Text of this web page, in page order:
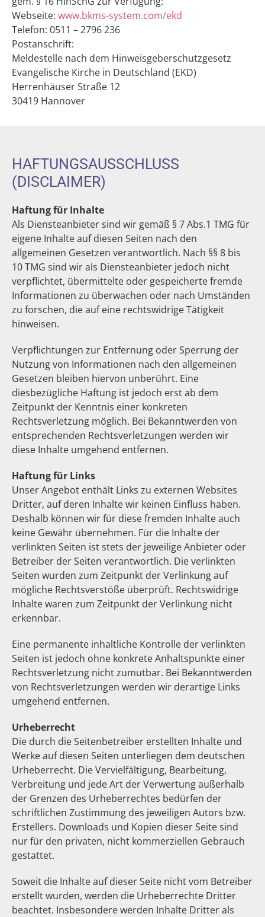
Webseite: www.bkms-system.com/ekd
Telefon: 0511 – 2796 236
Postanschrift:
Meldestelle nach dem Hinweisgeberschutzgesetz
Evangelische Kirche in Deutschland (EKD)
Herrenhäuser Straße 12
30419 Hannover
HAFTUNGSAUSSCHLUSS
(DISCLAIMER)
Haftung für Inhalte
Als Diensteanbieter sind wir gemäß § 7 Abs.1 TMG für
eigene Inhalte auf diesen Seiten nach den
allgemeinen Gesetzen verantwortlich. Nach §§ 8 bis
10 TMG sind wir als Diensteanbieter jedoch nicht
verpflichtet, übermittelte oder gespeicherte fremde
Informationen zu überwachen oder nach Umständen
zu forschen, die auf eine rechtswidrige Tätigkeit
hinweisen.
Verpflichtungen zur Entfernung oder Sperrung der
Nutzung von Informationen nach den allgemeinen
Gesetzen bleiben hiervon unberührt. Eine
diesbezügliche Haftung ist jedoch erst ab dem
Zeitpunkt der Kenntnis einer konkreten
Rechtsverletzung möglich. Bei Bekanntwerden von
entsprechenden Rechtsverletzungen werden wir
diese Inhalte umgehend entfernen.
Haftung für Links
Unser Angebot enthält Links zu externen Websites
Dritter, auf deren Inhalte wir keinen Einfluss haben.
Deshalb können wir für diese fremden Inhalte auch
keine Gewähr übernehmen. Für die Inhalte der
verlinkten Seiten ist stets der jeweilige Anbieter oder
Betreiber der Seiten verantwortlich. Die verlinkten
Seiten wurden zum Zeitpunkt der Verlinkung auf
mögliche Rechtsverstöße überprüft. Rechtswidrige
Inhalte waren zum Zeitpunkt der Verlinkung nicht
erkennbar.
Eine permanente inhaltliche Kontrolle der verlinkten
Seiten ist jedoch ohne konkrete Anhaltspunkte einer
Rechtsverletzung nicht zumutbar. Bei Bekanntwerden
von Rechtsverletzungen werden wir derartige Links
umgehend entfernen.
Urheberrecht
Die durch die Seitenbetreiber erstellten Inhalte und
Werke auf diesen Seiten unterliegen dem deutschen
Urheberrecht. Die Vervielfältigung, Bearbeitung,
Verbreitung und jede Art der Verwertung außerhalb
der Grenzen des Urheberrechtes bedürfen der
schriftlichen Zustimmung des jeweiligen Autors bzw.
Erstellers. Downloads und Kopien dieser Seite sind
nur für den privaten, nicht kommerziellen Gebrauch
gestattet.
Soweit die Inhalte auf dieser Seite nicht vom Betreiber
erstellt wurden, werden die Urheberrechte Dritter
beachtet. Insbesondere werden Inhalte Dritter als